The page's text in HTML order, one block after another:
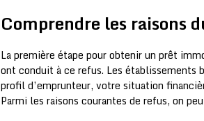
Comprendre les raisons
La première étape pour obtenir un prêt
ont conduit à ce refus. Les établissements
profil d’emprunteur, votre situation
Parmi les raisons courantes de refus, on